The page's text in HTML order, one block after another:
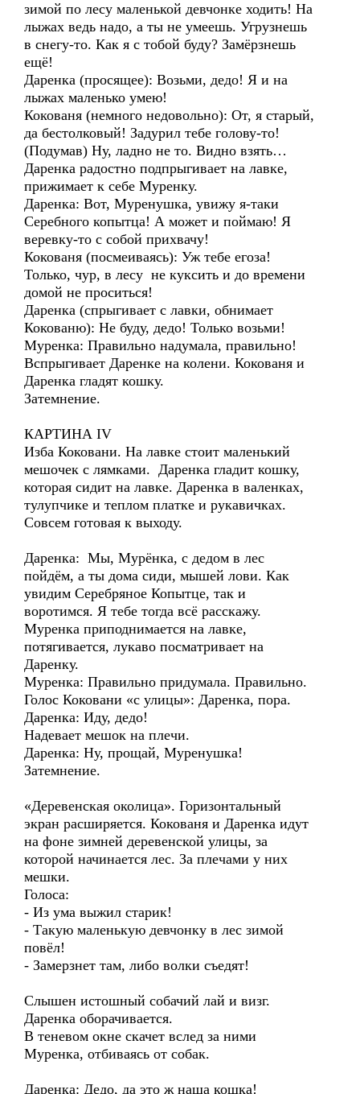
зимой по лесу маленькой девчонке ходить! На
лыжах ведь надо, а ты не умеешь. Угрузнешь
в снегу-то. Как я с тобой буду? Замёрзнешь
ещё!
Даренка (просящее): Возьми, дедо! Я и на
лыжах маленько умею!
Кокованя (немного недовольно): От, я старый,
да бестолковый! Задурил тебе голову-то!
(Подумав) Ну, ладно не то. Видно взять…
Даренка радостно подпрыгивает на лавке,
прижимает к себе Муренку.
Даренка: Вот, Муренушка, увижу я-таки
Серебного копытца! А может и поймаю! Я
веревку-то с собой прихвачу!
Кокованя (посмеиваясь): Уж тебе егоза!
Только, чур, в лесу не куксить и до времени
домой не проситься!
Даренка (спрыгивает с лавки, обнимает
Кокованю): Не буду, дедо! Только возьми!
Муренка: Правильно надумала, правильно!
Вспрыгивает Даренке на колени. Кокованя и
Даренка гладят кошку.
Затемнение.
КАРТИНА IV
Изба Коковани. На лавке стоит маленький
мешочек с лямками. Даренка гладит кошку,
которая сидит на лавке. Даренка в валенках,
тулупчике и теплом платке и рукавичках.
Совсем готовая к выходу.
Даренка: Мы, Мурёнка, с дедом в лес
пойдём, а ты дома сиди, мышей лови. Как
увидим Серебряное Копытце, так и
воротимся. Я тебе тогда всё расскажу.
Муренка приподнимается на лавке,
потягивается, лукаво посматривает на
Даренку.
Муренка: Правильно придумала. Правильно.
Голос Коковани «с улицы»: Даренка, пора.
Даренка: Иду, дедо!
Надевает мешок на плечи.
Даренка: Ну, прощай, Муренушка!
Затемнение.
«Деревенская околица». Горизонтальный
экран расширяется. Кокованя и Даренка идут
на фоне зимней деревенской улицы, за
которой начинается лес. За плечами у них
мешки.
Голоса:
- Из ума выжил старик!
- Такую маленькую девчонку в лес зимой
повёл!
- Замерзнет там, либо волки съедят!
Слышен истошный собачий лай и визг.
Даренка оборачивается.
В теневом окне скачет вслед за ними
Муренка, отбиваясь от собак.
Даренка: Дедо, да это ж наша кошка!